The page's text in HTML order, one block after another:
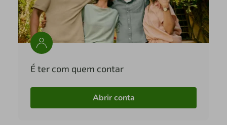
É ter com quem contar
Abrir conta